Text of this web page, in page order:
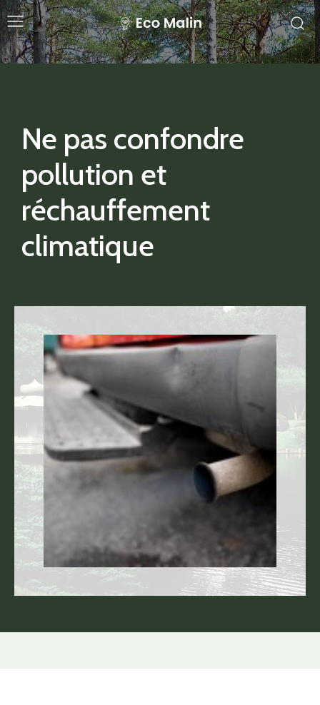
Ne pas confondre
pollution et
réchauffement
climatique